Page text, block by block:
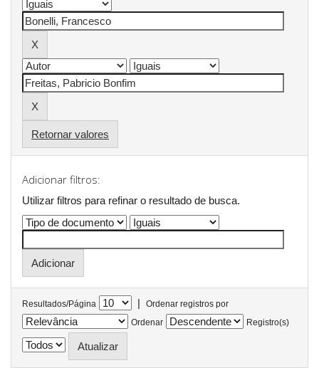
Retornar valores
Adicionar filtros:
Utilizar filtros para refinar o resultado de busca.
Resultados/Página |
Ordenar registros por
Ordenar
Registro(s)